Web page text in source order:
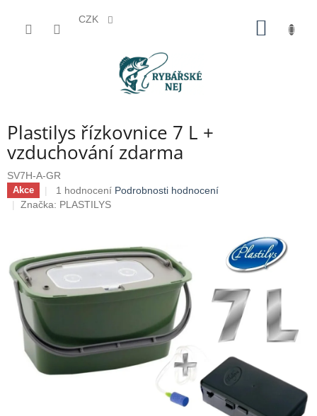
CZK
Plastilys řízkovnice 7 L +
vzduchování zdarma
SV7H-A-GR
Akce
Průměrné
hodnocení
z
5
hvězdiček.
1 hodnocení Podrobnosti hodnocení
Značka: PLASTILYS